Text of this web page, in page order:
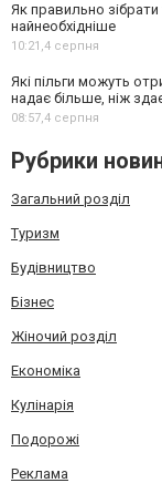
Як правильно
найнеобхідніше
10:21,4 серпня
Які пільги можуть
надає більше, ніж
08:57,4 серпня
Рубрики
Загальний розділ
Туризм
Будівництво
Бізнес
Жіночий розділ
Економіка
Кулінарія
Подорожі
Реклама